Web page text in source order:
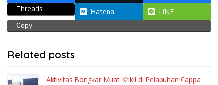
Threads
Hatena LINE
Copy
Related posts
Aktivitas Bongkar Muat Krikil di Pelabuhan Cappa